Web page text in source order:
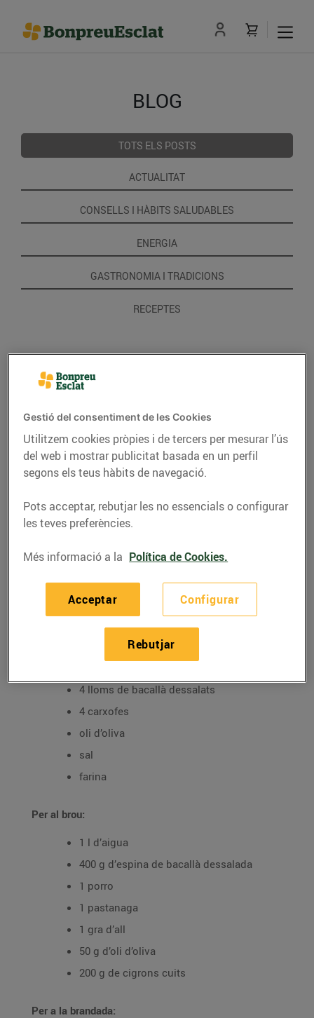
BLOG
TOTS ELS POSTS
ACTUALITAT
CONSELLS I HÀBITS SALUDABLES
ENERGIA
GASTRONOMIA I TRADICIONS
RECEPTES
RECEPTES
Terrina de brandada de
bacallà amb col i
carxofes
11/de febrer/2016
Ingredients per a 4 persones:
4 lloms de bacallà dessalats
4 carxofes
oli d’oliva
sal
farina
Per al brou:
1 l d’aigua
400 g d’espina de bacallà dessalada
1 porro
1 pastanaga
1 gra d’all
50 g d’oli d’oliva
200 g de cigrons cuits
Per a la brandada:
Gestió del consentiment de les Cookies
Utilitzem cookies pròpies i de tercers per mesurar l’ús
del web i mostrar publicitat basada en un perfil
segons els teus hàbits de navegació.
Pots acceptar, rebutjar les no essencials o configurar
les teves preferències.
Més informació a la Política de Cookies.
Configurar
Rebutjar
Acceptar